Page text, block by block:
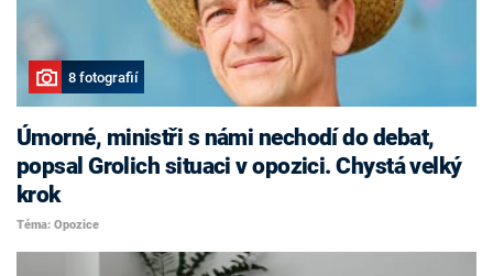
8 fotografií
Úmorné, ministři s námi nechodí do debat,
popsal Grolich situaci v opozici. Chystá velký
krok
Téma: Opozice